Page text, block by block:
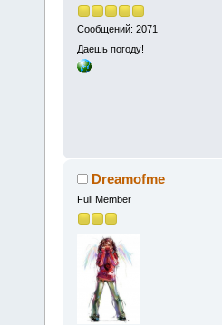
Сообщений: 2071
Даешь погоду!
Dreamofme
Full Member